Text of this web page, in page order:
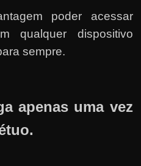
poder acessar
qualquer dispositivo
sempre.
apenas uma vez